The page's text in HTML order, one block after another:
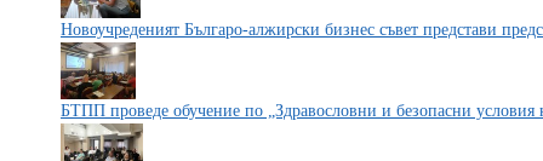
Новоучреденият Българо-алжирски бизнес съвет представи
БТПП проведе обучение по „Здравословни и безопасни условия